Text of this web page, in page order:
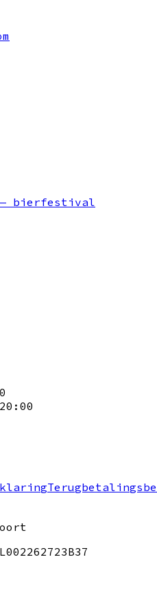
— bierfestival